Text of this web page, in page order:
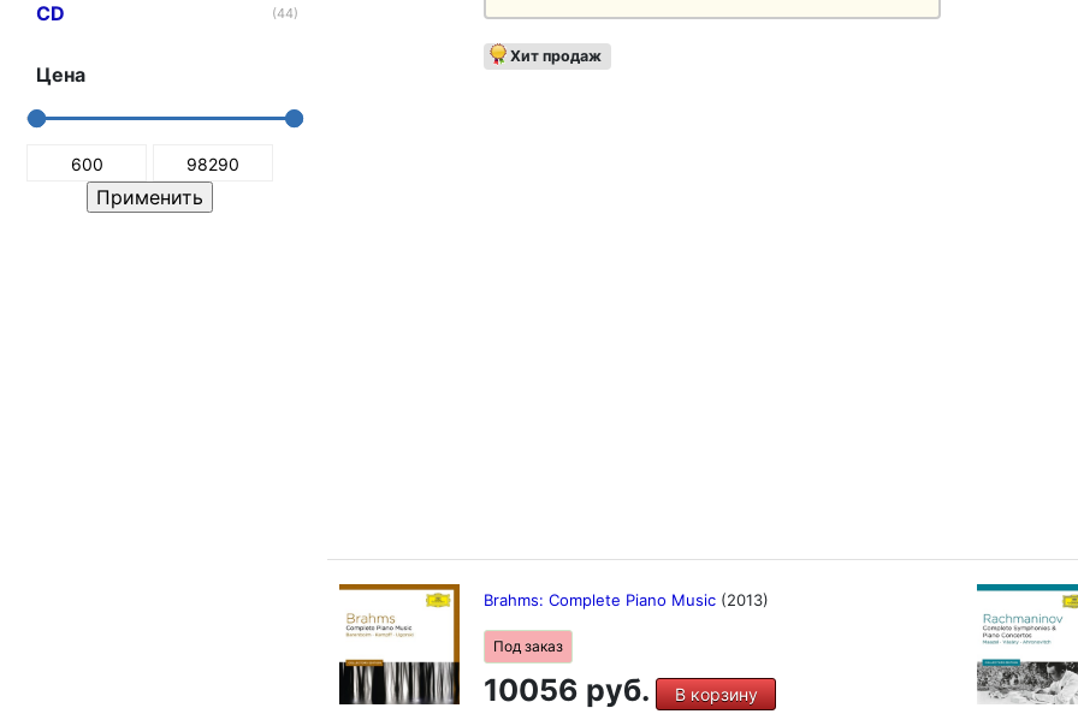
CD (44)
Цена
Хит продаж
Brahms: Complete Piano Music (2013)
Под заказ
10056 руб. В корзину